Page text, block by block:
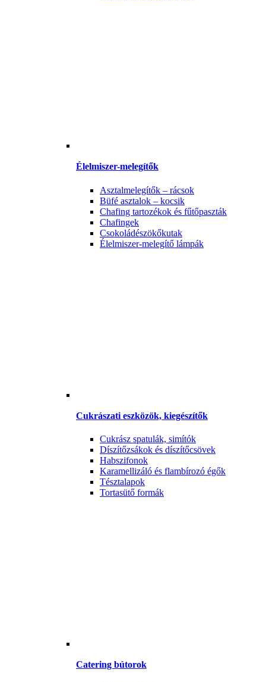
Élelmiszer-melegítők
Asztalmelegítők – rácsok
Büfé asztalok – kocsik
Chafing tartozékok és fűtőpaszták
Chafingek
Csokoládészökőkutak
Élelmiszer-melegítő lámpák
Cukrászati eszközök, kiegészítők
Cukrász spatulák, simítók
Díszítőzsákok és díszítőcsövek
Habszifonok
Karamellizáló és flambírozó égők
Tésztalapok
Tortasütő formák
Catering bútorok